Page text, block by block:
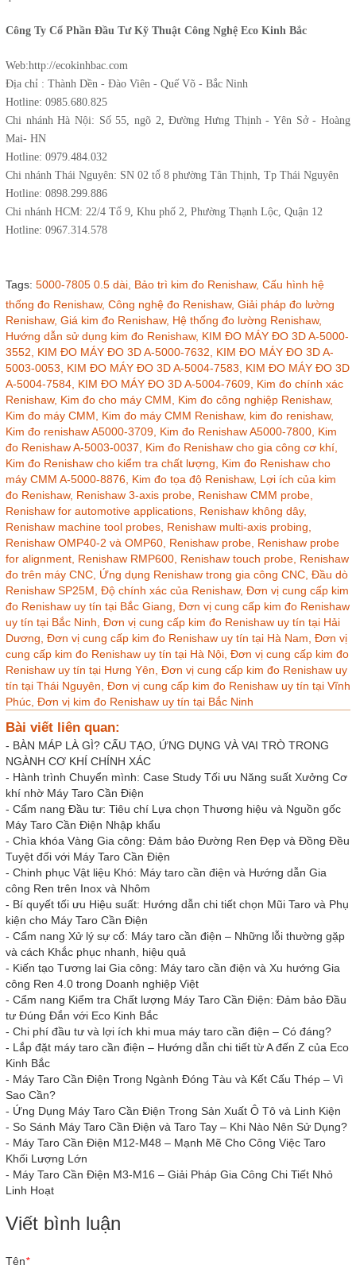
Công Ty Cổ Phần Đầu Tư Kỹ Thuật Công Nghệ Eco Kinh Bắc
Web:http://ecokinhbac.com
Địa chỉ : Thành Dền - Đào Viên - Quế Võ - Bắc Ninh
Hotline: 0985.680.825
Chi nhánh Hà Nội: Số 55, ngõ 2, Đường Hưng Thịnh - Yên Sở - Hoàng
Mai- HN
Hotline: 0979.484.032
Chi nhánh Thái Nguyên: SN 02 tổ 8 phường Tân Thịnh, Tp Thái Nguyên
Hotline: 0898.299.886
Chi nhánh HCM: 22/4 Tổ 9, Khu phố 2, Phường Thạnh Lộc, Quận 12
Hotline: 0967.314.578
Tags: 5000-7805 0.5 dài, Bảo trì kim đo Renishaw, Cấu hình hệ
thống đo Renishaw, Công nghệ đo Renishaw, Giải pháp đo lường
Renishaw, Giá kim đo Renishaw, Hệ thống đo lường Renishaw,
Hướng dẫn sử dụng kim đo Renishaw, KIM ĐO MÁY ĐO 3D A-5000-
3552, KIM ĐO MÁY ĐO 3D A-5000-7632, KIM ĐO MÁY ĐO 3D A-
5003-0053, KIM ĐO MÁY ĐO 3D A-5004-7583, KIM ĐO MÁY ĐO 3D
A-5004-7584, KIM ĐO MÁY ĐO 3D A-5004-7609, Kim đo chính xác
Renishaw, Kim đo cho máy CMM, Kim đo công nghiệp Renishaw,
Kim đo máy CMM, Kim đo máy CMM Renishaw, kim đo renishaw,
Kim đo renishaw A5000-3709, Kim đo Renishaw A5000-7800, Kim
đo Renishaw A-5003-0037, Kim đo Renishaw cho gia công cơ khí,
Kim đo Renishaw cho kiểm tra chất lượng, Kim đo Renishaw cho
máy CMM A-5000-8876, Kim đo tọa độ Renishaw, Lợi ích của kim
đo Renishaw, Renishaw 3-axis probe, Renishaw CMM probe,
Renishaw for automotive applications, Renishaw không dây,
Renishaw machine tool probes, Renishaw multi-axis probing,
Renishaw OMP40-2 và OMP60, Renishaw probe, Renishaw probe
for alignment, Renishaw RMP600, Renishaw touch probe, Renishaw
đo trên máy CNC, Ứng dụng Renishaw trong gia công CNC, Đầu dò
Renishaw SP25M, Độ chính xác của Renishaw, Đơn vị cung cấp kim
đo Renishaw uy tín tại Bắc Giang, Đơn vị cung cấp kim đo Renishaw
uy tín tại Bắc Ninh, Đơn vị cung cấp kim đo Renishaw uy tín tại Hải
Dương, Đơn vị cung cấp kim đo Renishaw uy tín tại Hà Nam, Đơn vị
cung cấp kim đo Renishaw uy tín tại Hà Nội, Đơn vị cung cấp kim đo
Renishaw uy tín tại Hưng Yên, Đơn vị cung cấp kim đo Renishaw uy
tín tại Thái Nguyên, Đơn vị cung cấp kim đo Renishaw uy tín tại Vĩnh
Phúc, Đơn vị kim đo Renishaw uy tín tại Bắc Ninh
Bài viết liên quan:
- BÀN MÁP LÀ GÌ? CẤU TẠO, ỨNG DỤNG VÀ VAI TRÒ TRONG
NGÀNH CƠ KHÍ CHÍNH XÁC
- Hành trình Chuyển mình: Case Study Tối ưu Năng suất Xưởng Cơ
khí nhờ Máy Taro Cần Điện
- Cẩm nang Đầu tư: Tiêu chí Lựa chọn Thương hiệu và Nguồn gốc
Máy Taro Cần Điện Nhập khẩu
- Chìa khóa Vàng Gia công: Đảm bảo Đường Ren Đẹp và Đồng Đều
Tuyệt đối với Máy Taro Cần Điện
- Chinh phục Vật liệu Khó: Máy taro cần điện và Hướng dẫn Gia
công Ren trên Inox và Nhôm
- Bí quyết tối ưu Hiệu suất: Hướng dẫn chi tiết chọn Mũi Taro và Phụ
kiện cho Máy Taro Cần Điện
- Cẩm nang Xử lý sự cố: Máy taro cần điện – Những lỗi thường gặp
và cách Khắc phục nhanh, hiệu quả
- Kiến tạo Tương lai Gia công: Máy taro cần điện và Xu hướng Gia
công Ren 4.0 trong Doanh nghiệp Việt
- Cẩm nang Kiểm tra Chất lượng Máy Taro Cần Điện: Đảm bảo Đầu
tư Đúng Đắn với Eco Kinh Bắc
- Chi phí đầu tư và lợi ích khi mua máy taro cần điện – Có đáng?
- Lắp đặt máy taro cần điện – Hướng dẫn chi tiết từ A đến Z của Eco
Kinh Bắc
- Máy Taro Cần Điện Trong Ngành Đóng Tàu và Kết Cấu Thép – Vì
Sao Cần?
- Ứng Dụng Máy Taro Cần Điện Trong Sản Xuất Ô Tô và Linh Kiện
- So Sánh Máy Taro Cần Điện và Taro Tay – Khi Nào Nên Sử Dụng?
- Máy Taro Cần Điện M12-M48 – Mạnh Mẽ Cho Công Việc Taro
Khối Lượng Lớn
- Máy Taro Cần Điện M3-M16 – Giải Pháp Gia Công Chi Tiết Nhỏ
Linh Hoạt
Viết bình luận
Tên*